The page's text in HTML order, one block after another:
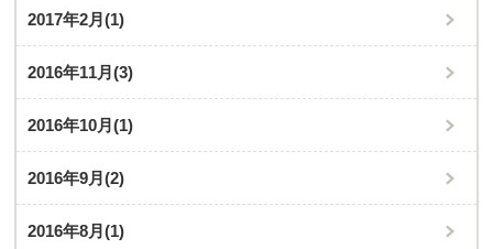
2017年2月(1)
2016年11月(3)
2016年10月(1)
2016年9月(2)
2016年8月(1)